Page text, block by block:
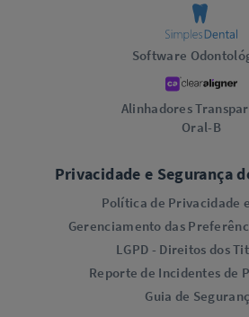
Software
Alinhadores
Oral-B
Privacidade e Segurança
Política de Privacidade
Gerenciamento das
LGPD - Direitos dos
Reporte de Incidentes de
Guia de